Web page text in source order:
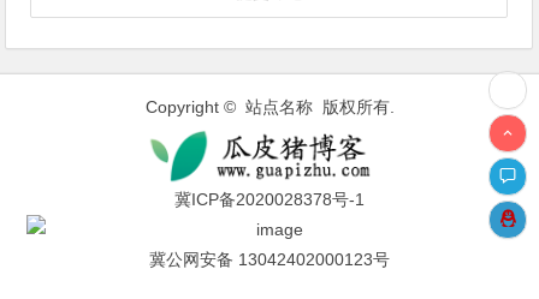
Copyright © 站点名称 版权所有.
冀ICP备2020028378号-1
冀公网安备 13042402000123号